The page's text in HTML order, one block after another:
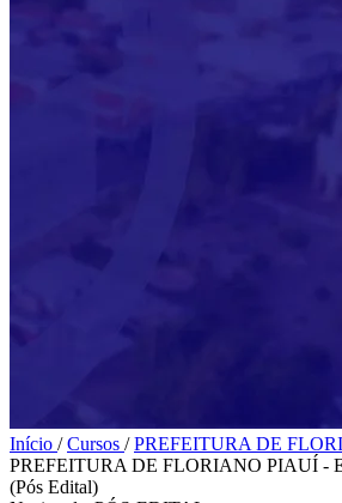
Início / Cursos / PREFEITURA DE
PREFEITURA DE FLORIANO PIAUÍ -
(Pós Edital)